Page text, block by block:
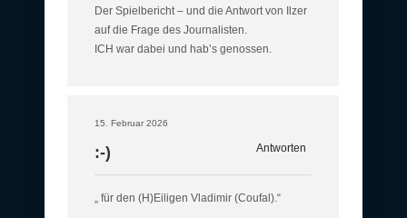
Der Spielbericht – und die Antwort von Ilzer
auf die Frage des Journalisten.
ICH war dabei und hab’s genossen.
15. Februar 2026
Antworten
:-)
„ für den (H)Eiligen Vladimir (Coufal).“